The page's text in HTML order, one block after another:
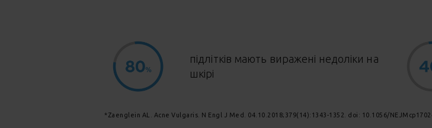
підлітків мають виражені недоліки на
шкірі
*Zaenglein AL. Acne Vulgaris. N Engl J Med. 04.10.2018;379(14):1343-1352. doi: 10.1056/